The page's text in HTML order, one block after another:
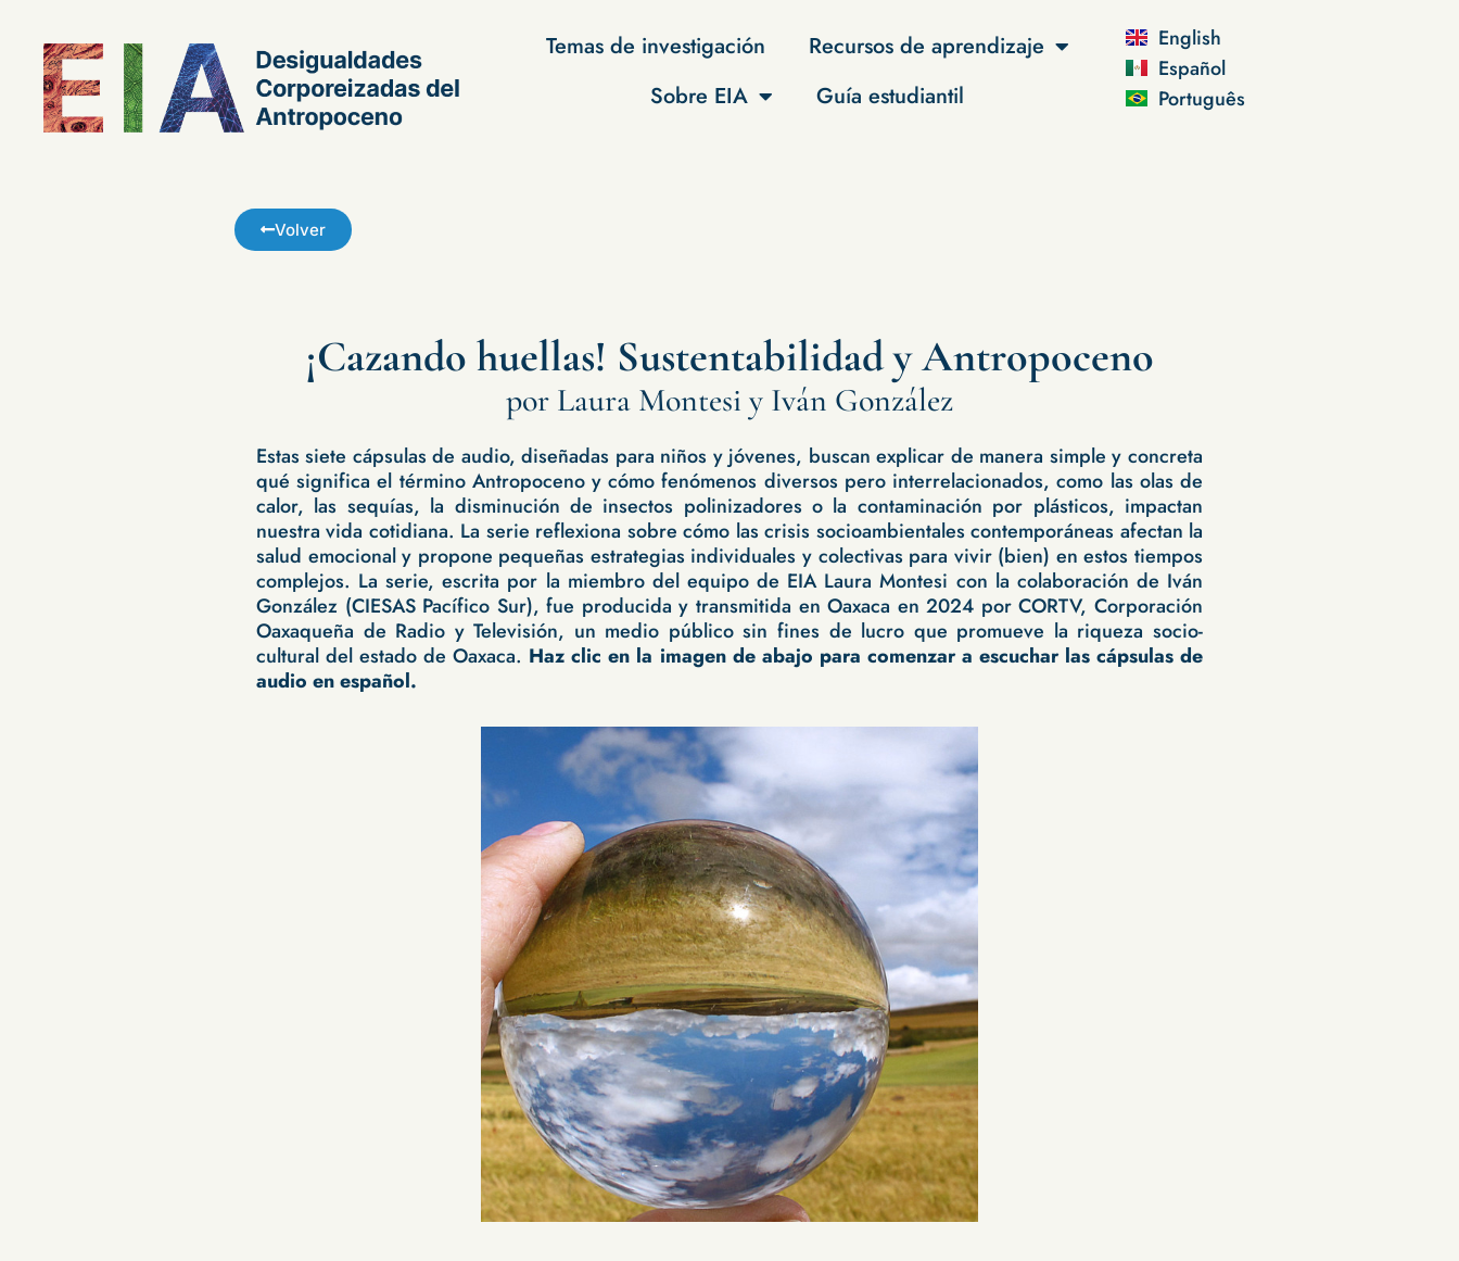
Temas de investigación
Recursos de aprendizaje
Sobre EIA
Guía estudiantil
English
Español
Português
Volver
¡Cazando huellas! Sustentabilidad y Antropoceno
por Laura Montesi y Iván González
Estas siete cápsulas de audio, diseñadas para niños y jóvenes, buscan explicar de manera simple y concreta
qué significa el término Antropoceno y cómo fenómenos diversos pero interrelacionados, como las olas de
calor, las sequías, la disminución de insectos polinizadores o la contaminación por plásticos, impactan
nuestra vida cotidiana. La serie reflexiona sobre cómo las crisis socioambientales contemporáneas afectan la
salud emocional y propone pequeñas estrategias individuales y colectivas para vivir (bien) en estos tiempos
complejos. La serie, escrita por la miembro del equipo de EIA Laura Montesi con la colaboración de Iván
González (CIESAS Pacífico Sur), fue producida y transmitida en Oaxaca en 2024 por CORTV, Corporación
Oaxaqueña de Radio y Televisión, un medio público sin fines de lucro que promueve la riqueza socio-
cultural del estado de Oaxaca. Haz clic en la imagen de abajo para comenzar a escuchar las cápsulas de
audio en español.